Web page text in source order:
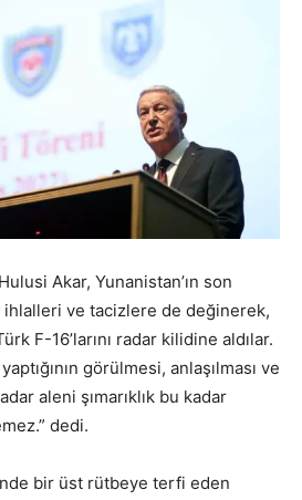
Akar, Yunanistan’ın son
ihlalleri ve tacizlere de değinerek,
F-16’larını radar kilidine aldılar.
görülmesi, anlaşılması ve
aleni şımarıklık bu kadar
dedi.
bir üst rütbeye terfi eden